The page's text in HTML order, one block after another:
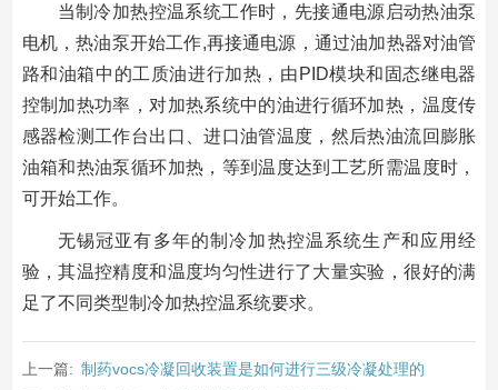
当制冷加热控温系统工作时，先接通电源启动热油泵
电机，热油泵开始工作,再接通电源，通过油加热器对油管
路和油箱中的工质油进行加热，由PID模块和固态继电器
控制加热功率，对加热系统中的油进行循环加热，温度传
感器检测工作台出口、进口油管温度，然后热油流回膨胀
油箱和热油泵循环加热，等到温度达到工艺所需温度时，
可开始工作。
无锡冠亚有多年的制冷加热控温系统生产和应用经
验，其温控精度和温度均匀性进行了大量实验，很好的满
足了不同类型制冷加热控温系统要求。
上一篇: 制药vocs冷凝回收装置是如何进行三级冷凝处理的